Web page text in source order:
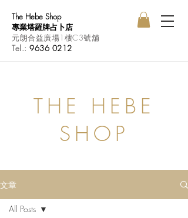
The Hebe Shop
專業塔羅牌占卜店
元朗合益廣場1樓C3號舖
Tel.:9636 0212
THE HEBE
SHOP
文章
All Posts